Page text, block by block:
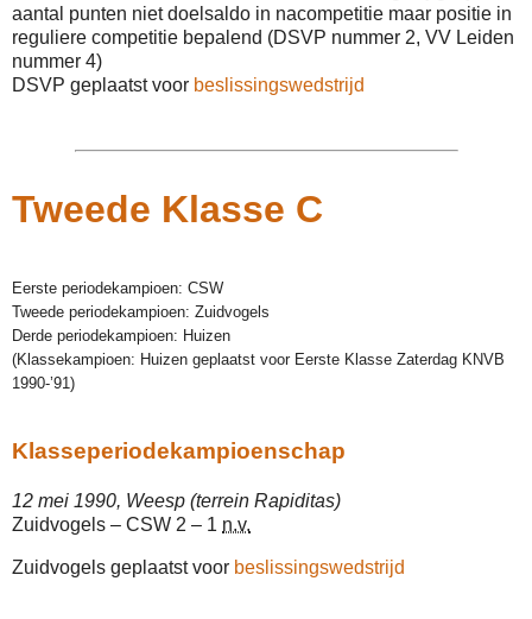
aantal punten niet doelsaldo in nacompetitie maar positie in
reguliere competitie bepalend (DSVP nummer 2, VV Leiden
nummer 4)
DSVP geplaatst voor beslissingswedstrijd
Tweede Klasse C
Eerste periodekampioen: CSW
Tweede periodekampioen: Zuidvogels
Derde periodekampioen: Huizen
(Klassekampioen: Huizen geplaatst voor Eerste Klasse Zaterdag KNVB
1990-’91)
Klasseperiodekampioenschap
12 mei 1990, Weesp (terrein Rapiditas)
Zuidvogels – CSW 2 – 1 n.v.
Zuidvogels geplaatst voor beslissingswedstrijd